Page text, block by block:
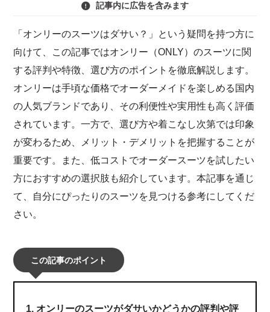
記事内に広告を含みます
「オンリーのスーツはダサい？」という疑問を持つ方に
向けて、この記事ではオンリー（ONLY）のスーツに関
する評判や特徴、選び方のポイントを徹底解説します。
オンリーは手頃な価格でオーダーメイドを楽しめる国内
の人気ブランドであり、その利便性や実用性も高く評価
されています。一方で、選び方や着こなし次第では印象
が変わるため、メリット・デメリットを把握することが
重要です。また、低コストでオーダースーツを試したい
方におすすめの選択肢も紹介しています。本記事を通じ
て、自分にぴったりのスーツを見つける参考にしてくだ
さい。
この記事のポイント
オンリーのスーツがダサいかどうかの評判や評